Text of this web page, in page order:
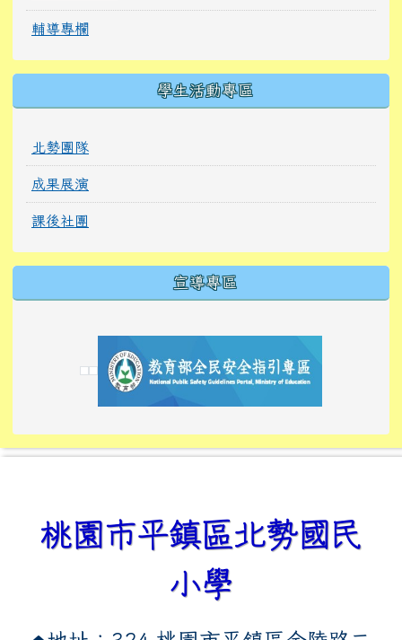
輔導專欄
學生活動專區
北勢團隊
成果展演
課後社團
宣導專區
link to https://
link to https://10000.gov.tw/
link to https://
link to https://10000.gov.tw/
link to https://
link to https://
link to https://i.win.org.tw/
link to https://
link to https://
link to https://
link to https://
桃園市平鎮區北勢國民
小學